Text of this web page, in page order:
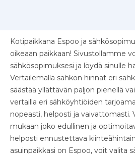
Kotipaikkana Espoo ja
oikeaan paikkaan! Sivustollamme
sähkösopimuksesi ja löydä sinulle
Vertailemalla sähkön hinnat eri
säästää yllättävän paljon pienellä
vertailla eri sähköyhtiöiden
nopeasti, helposti ja vaivattomasti.
mukaan joko edullinen ja
helposti ennustettava
asuinpaikkasi on Espoo, voit valita